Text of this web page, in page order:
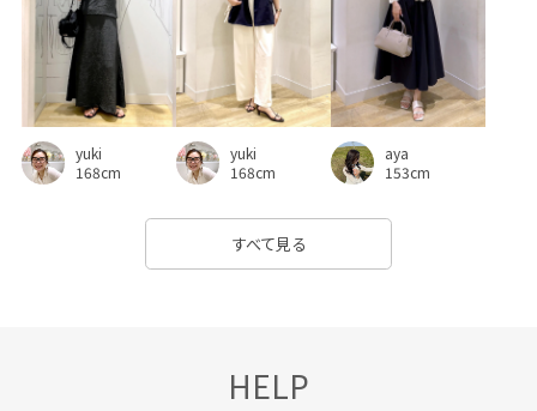
yuki
168cm
yuki
168cm
aya
153cm
すべて見る
HELP